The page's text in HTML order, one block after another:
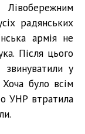
радянських
армія не
Після цього
звинуватили у
було всім
УНР втратила